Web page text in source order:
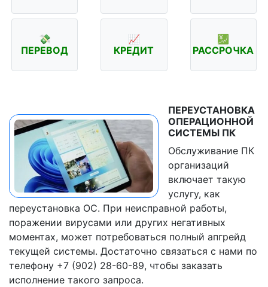
💸
ПЕРЕВОД
📈
КРЕДИТ
💹
РАССРОЧКА
ПЕРЕУСТАНОВКА
ОПЕРАЦИОННОЙ
СИСТЕМЫ ПК
Обслуживание ПК
организаций
включает такую
услугу, как
переустановка ОС. При неисправной работы,
поражении вирусами или других негативных
моментах, может потребоваться полный апгрейд
текущей системы. Достаточно связаться с нами по
телефону +7 (902) 28-60-89, чтобы заказать
исполнение такого запроса.